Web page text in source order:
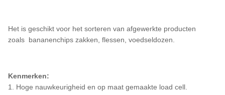
Het is geschikt voor het sorteren van afgewerkte producten
zoals bananenchips zakken, flessen, voedseldozen.
Kenmerken:
1. Hoge nauwkeurigheid en op maat gemaakte load cell.